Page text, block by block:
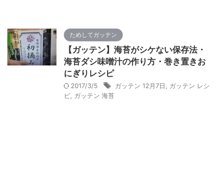
ためしてガッテン
【ガッテン】海苔がシケない保存法・
海苔ダシ味噌汁の作り方・巻き置きお
にぎりレシピ
2017/3/5 ガッテン 12月7日
ガッテン レシ
ピ ガッテン 海苔